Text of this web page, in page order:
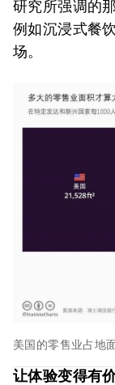
研究所强调的
例如沉浸式餐
场。
美国的零售业占地
让体验变得有